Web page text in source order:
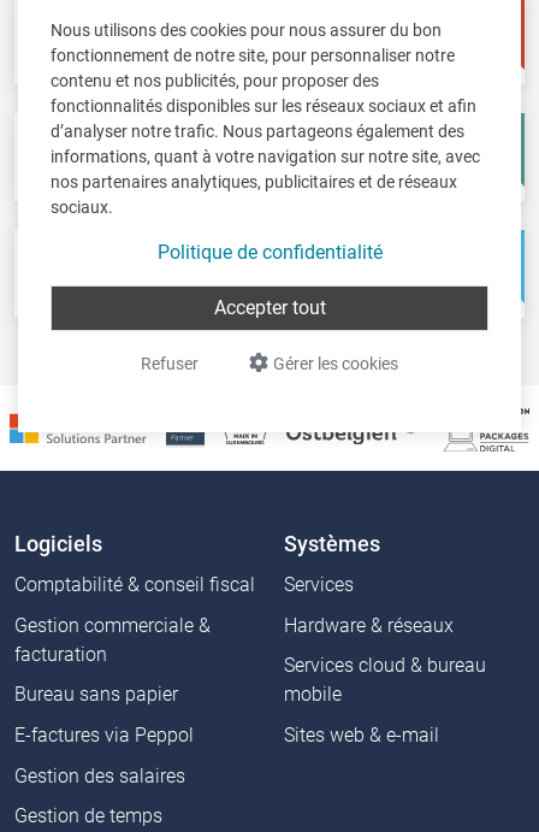
Nous utilisons des cookies pour nous assurer du bon
fonctionnement de notre site, pour personnaliser notre
contenu et nos publicités, pour proposer des
fonctionnalités disponibles sur les réseaux sociaux et afin
d’analyser notre trafic. Nous partageons également des
informations, quant à votre navigation sur notre site, avec
nos partenaires analytiques, publicitaires et de réseaux
sociaux.
Politique de confidentialité
Gérer les cookies
Refuser
Accepter tout
Pay-in
Gestion des salaires
Time-in
Gestion de temps
Fisc-in
Déclarations fiscales
Account-in
Comptes annuels
Caisse
Net-in
Solutions web
Logiciels
Comptabilité & conseil fiscal
Gestion commerciale &
facturation
Bureau sans papier
E-factures via Peppol
Gestion des salaires
Gestion de temps
Systèmes
Services
Hardware & réseaux
Services cloud & bureau
mobile
Sites web & e-mail